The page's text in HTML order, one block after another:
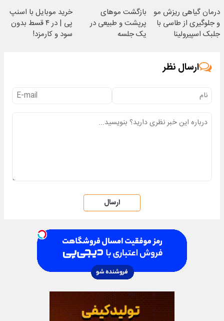
درمان گیاهی ریزش مو
و جلوگیری از طاسی با
جلبک اسپیرولینا
بازگشت موهای
پرپشت و طبیعی در
یک جلسه
خرید موبایل با اسنپ
پی | در ۴ قسط بدون
سود و کارمزد!
ارسال نظر
ارسال